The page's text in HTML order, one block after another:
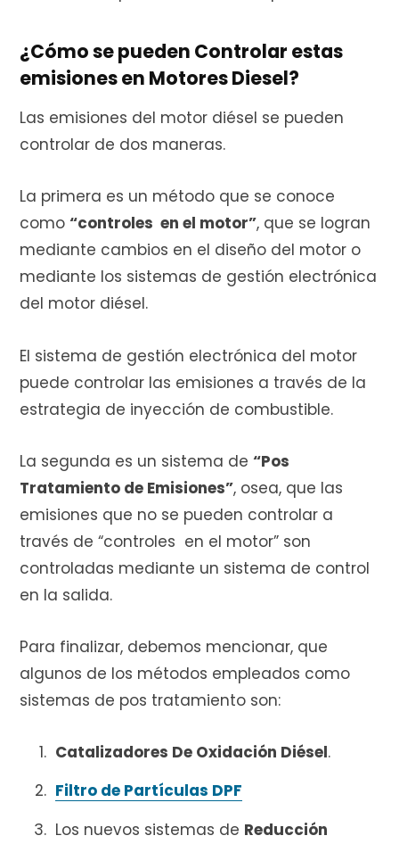
¿Cómo se pueden Controlar estas
emisiones en Motores Diesel?
Las emisiones del motor diésel se pueden
controlar de dos maneras.
La primera es un método que se conoce
como “controles en el motor”, que se logran
mediante cambios en el diseño del motor o
mediante los sistemas de gestión electrónica
del motor diésel.
El sistema de gestión electrónica del motor
puede controlar las emisiones a través de la
estrategia de inyección de combustible.
La segunda es un sistema de “Pos
Tratamiento de Emisiones”, osea, que las
emisiones que no se pueden controlar a
través de “controles en el motor” son
controladas mediante un sistema de control
en la salida.
Para finalizar, debemos mencionar, que
algunos de los métodos empleados como
sistemas de pos tratamiento son:
Catalizadores De Oxidación Diésel.
Filtro de Partículas DPF
Los nuevos sistemas de Reducción